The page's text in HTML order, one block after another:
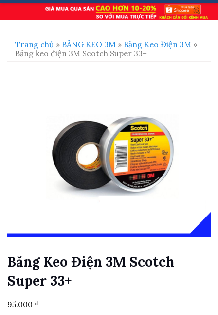
Trang chủ » BĂNG KEO 3M » Băng Keo Điện 3M »
Băng keo điện 3M Scotch Super 33+
Băng Keo Điện 3M Scotch
Super 33+
95.000 ₫